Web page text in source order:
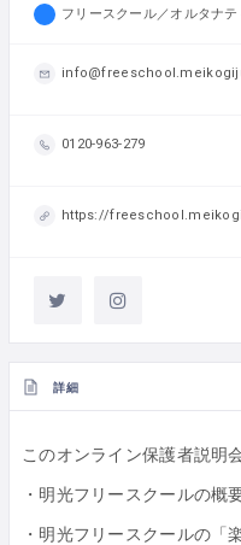
フリースクール／オルタナ
0120-963-279
https://
詳細
このオンライン保護者説明
・明光フリースクールの概
・明光フリースクールの「